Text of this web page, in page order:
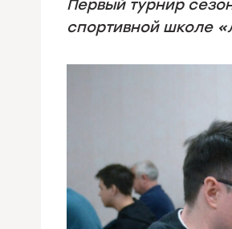
Первый турнир
спортивной школе